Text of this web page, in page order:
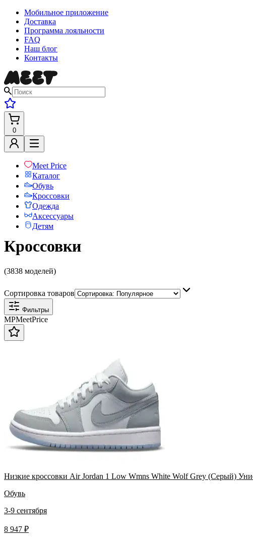
Мобильное приложение
Доставка
Программа лояльности
FAQ
Наш блог
Контакты
0
Meet Price
Каталог
Обувь
Кроссовки
Одежда
Аксессуары
Детям
Кроссовки
(3838 моделей)
Сортировка товаров
Фильтры
MPMeetPrice
Низкие кроссовки Air Jordan 1 Low Wmns White Wolf Grey (Серый)
Обувь
3-9 сентября
8 947 ₽